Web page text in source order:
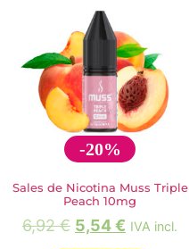
-20%
Sales de Nicotina Muss Triple
Peach 10mg
6,92€ 5,54€ IVA incl.